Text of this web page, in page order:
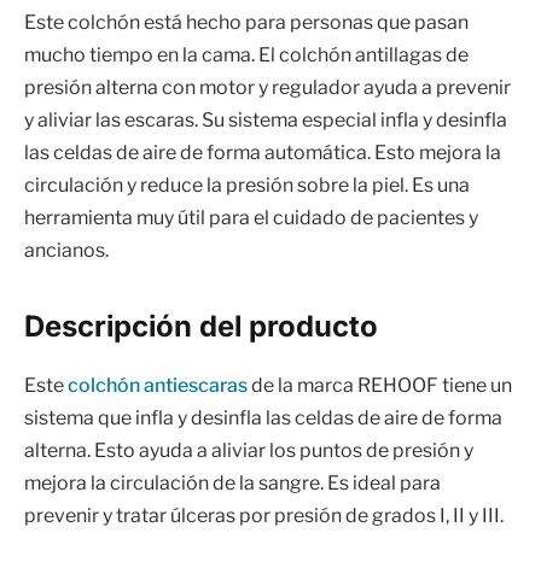
Este colchón está hecho para personas que pasan
mucho tiempo en la cama. El colchón antillagas de
presión alterna con motor y regulador ayuda a prevenir
y aliviar las escaras. Su sistema especial infla y desinfla
las celdas de aire de forma automática. Esto mejora la
circulación y reduce la presión sobre la piel. Es una
herramienta muy útil para el cuidado de pacientes y
ancianos.
Descripción del producto
Estecolchón antiescarasde la marca REHOOF tiene un
sistema que infla y desinfla las celdas de aire de forma
alterna. Esto ayuda a aliviar los puntos de presión y
mejora la circulación de la sangre. Es ideal para
prevenir y tratar úlceras por presión de grados I, II y III.